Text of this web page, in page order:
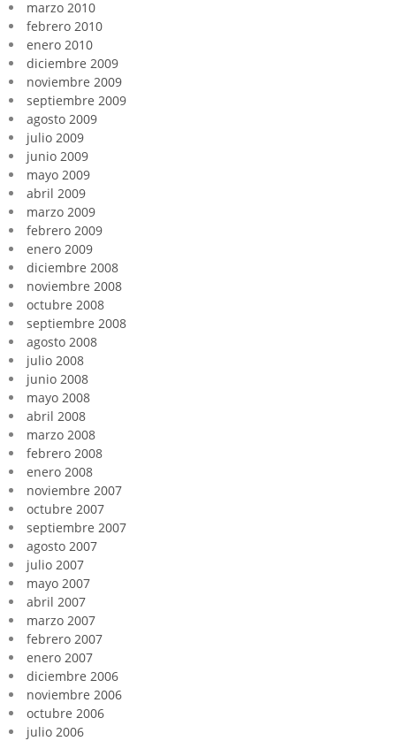
marzo 2010
febrero 2010
enero 2010
diciembre 2009
noviembre 2009
septiembre 2009
agosto 2009
julio 2009
junio 2009
mayo 2009
abril 2009
marzo 2009
febrero 2009
enero 2009
diciembre 2008
noviembre 2008
octubre 2008
septiembre 2008
agosto 2008
julio 2008
junio 2008
mayo 2008
abril 2008
marzo 2008
febrero 2008
enero 2008
noviembre 2007
octubre 2007
septiembre 2007
agosto 2007
julio 2007
mayo 2007
abril 2007
marzo 2007
febrero 2007
enero 2007
diciembre 2006
noviembre 2006
octubre 2006
julio 2006